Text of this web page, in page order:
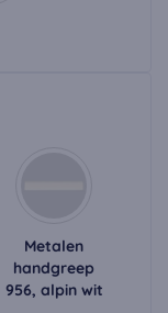
Metalen
handgreep
956, alpin wit